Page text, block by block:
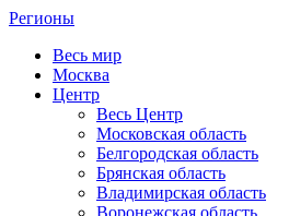
Регионы
Весь мир
Москва
Центр
Весь Центр
Московская область
Белгородская область
Брянская область
Владимирская область
Воронежская область